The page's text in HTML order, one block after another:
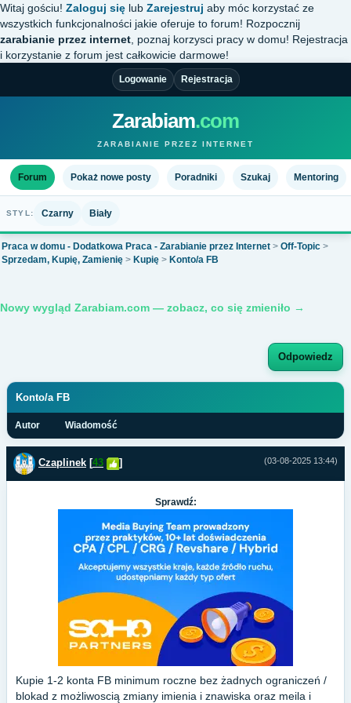
Witaj gościu! Zaloguj się lub Zarejestruj aby móc korzystać ze
wszystkich funkcjonalności jakie oferuje to forum! Rozpocznij
zarabianie przez internet , poznaj korzysci pracy w domu! Rejestracja
i korzystanie z forum jest całkowicie darmowe!
Logowanie Rejestracja
Zarabiam.com
ZARABIANIE PRZEZ INTERNET
Forum Pokaż nowe posty Poradniki Szukaj Mentoring
STYL: Czarny Biały
Praca w domu - Dodatkowa Praca - Zarabianie przez Internet > Off-Topic >
Sprzedam, Kupię, Zamienię > Kupię > Konto/a FB
Nowy wygląd Zarabiam.com — zobacz, co się zmieniło →
Odpowiedz
Konto/a FB
Autor Wiadomość
(03-08-2025 13:44)
Czaplinek [43 ]
Sprawdź:
Kupie 1-2 konta FB minimum roczne bez żadnych ograniczeń /
blokad z możliwoscią zmiany imienia i znawiska oraz meila i